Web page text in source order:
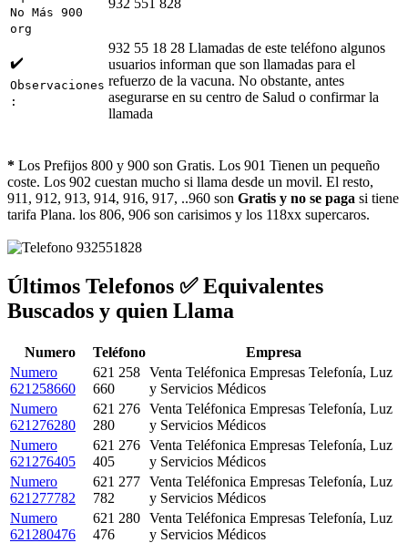
No Más 900
org
✔️
Observaciones
:
932 55 18 28 Llamadas de este teléfono algunos
usuarios informan que son llamadas para el
refuerzo de la vacuna. No obstante, antes
asegurarse en su centro de Salud o confirmar la
llamada
* Los Prefijos 800 y 900 son Gratis. Los 901 Tienen un pequeño
coste. Los 902 cuestan mucho si llama desde un movil. El resto,
911, 912, 913, 914, 916, 917, ..960 son Gratis y no se paga si tiene
tarifa Plana. los 806, 906 son carisimos y los 118xx supercaros.
Últimos Telefonos ✅ Equivalentes
Buscados y quien Llama
Numero Teléfono
Empresa
Numero
621258660
621 258
660
Venta Teléfonica Empresas Telefonía, Luz
y Servicios Médicos
Numero
621276280
621 276
280
Venta Teléfonica Empresas Telefonía, Luz
y Servicios Médicos
Numero
621276405
621 276
405
Venta Teléfonica Empresas Telefonía, Luz
y Servicios Médicos
Numero
621277782
621 277
782
Venta Teléfonica Empresas Telefonía, Luz
y Servicios Médicos
Numero
621280476
621 280
476
Venta Teléfonica Empresas Telefonía, Luz
y Servicios Médicos